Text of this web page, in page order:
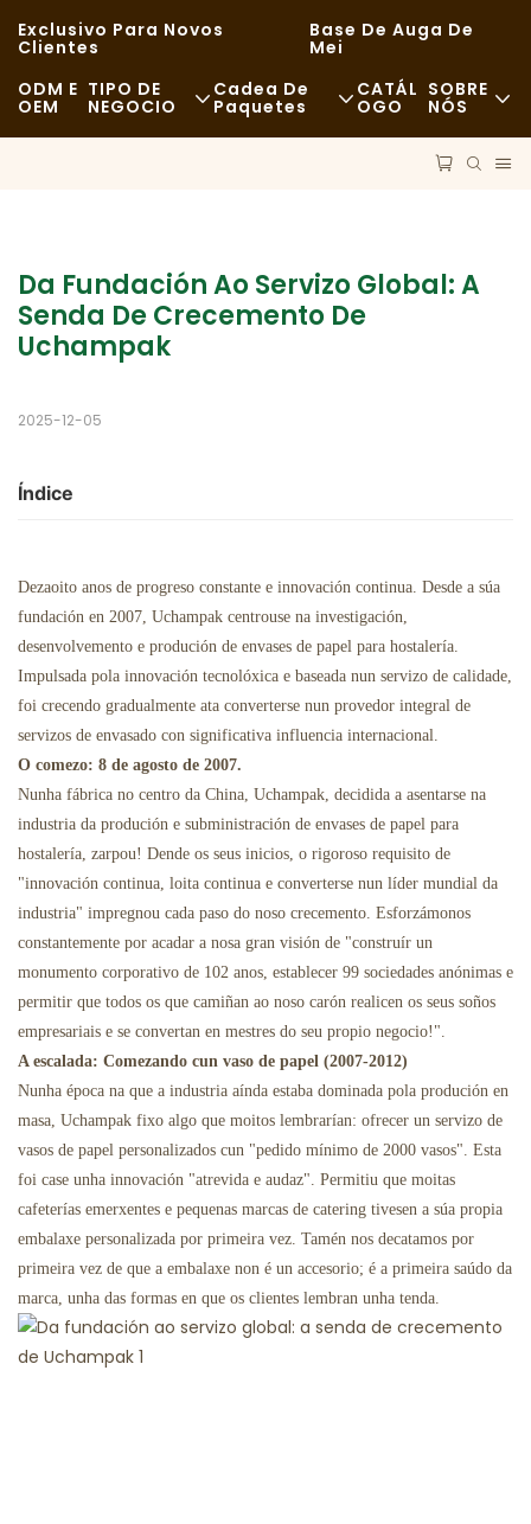
Exclusivo Para Novos
Clientes
Base De Auga De
Mei
ODM E
OEM
TIPO DE
NEGOCIO
Cafeterías E Cafeterías
Camións De Comida
Panadería
Restaurantes Pantasma
Cadea De
Paquetes
Tecnoloxía
CATÁL
OGO
SOBRE
NÓS
Noticias
Da Fundación Ao Servizo Global: A
Senda De Crecemento De
Uchampak
2025-12-05
Índice
Dezaoito anos de progreso constante e innovación continua. Desde a súa
fundación en 2007, Uchampak centrouse na investigación,
desenvolvemento e produción de envases de papel para hostalería.
Impulsada pola innovación tecnolóxica e baseada nun servizo de calidade,
foi crecendo gradualmente ata converterse nun provedor integral de
servizos de envasado con significativa influencia internacional.
O comezo: 8 de agosto de 2007.
Nunha fábrica no centro da China, Uchampak, decidida a asentarse na
industria da produción e subministración de envases de papel para
hostalería, zarpou! Dende os seus inicios, o rigoroso requisito de
"innovación continua, loita continua e converterse nun líder mundial da
industria" impregnou cada paso do noso crecemento. Esforzámonos
constantemente por acadar a nosa gran visión de "construír un
monumento corporativo de 102 anos, establecer 99 sociedades anónimas e
permitir que todos os que camiñan ao noso carón realicen os seus soños
empresariais e se convertan en mestres do seu propio negocio!".
A escalada: Comezando cun vaso de papel (2007-2012)
Nunha época na que a industria aínda estaba dominada pola produción en
masa, Uchampak fixo algo que moitos lembrarían: ofrecer un servizo de
vasos de papel personalizados cun "pedido mínimo de 2000 vasos". Esta
foi case unha innovación "atrevida e audaz". Permitiu que moitas
cafeterías emerxentes e pequenas marcas de catering tivesen a súa propia
embalaxe personalizada por primeira vez. Tamén nos decatamos por
primeira vez de que a embalaxe non é un accesorio; é a primeira saúdo da
marca, unha das formas en que os clientes lembran unha tenda.